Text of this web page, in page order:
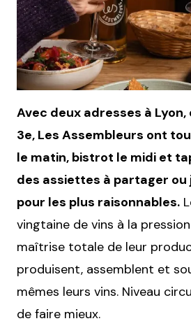
Avec deux adresses à
3e, Les Assembleurs ont
le matin, bistrot le midi et
des assiettes à partager ou
pour les plus raisonnables.
vingtaine de vins à la
maîtrise totale de leur
produisent, assemblent et
mêmes leurs vins. Niveau
de faire mieux.